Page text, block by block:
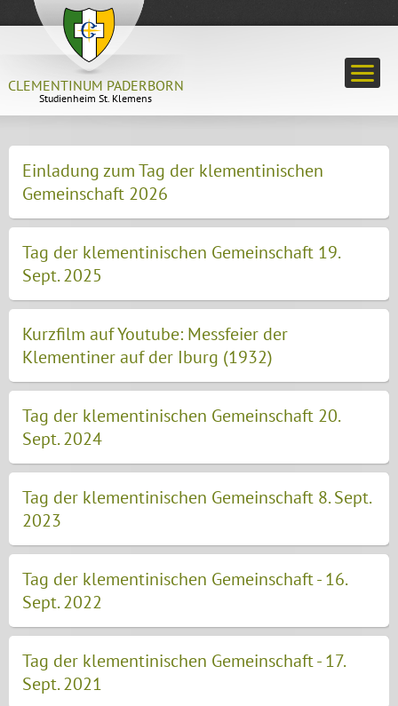
CLEMENTINUM PADERBORN
Studienheim St. Klemens
Einladung zum Tag der klementinischen
Gemeinschaft 2026
Tag der klementinischen Gemeinschaft 19.
Sept. 2025
Kurzfilm auf Youtube: Messfeier der
Klementiner auf der Iburg (1932)
Tag der klementinischen Gemeinschaft 20.
Sept. 2024
Tag der klementinischen Gemeinschaft 8. Sept.
2023
Tag der klementinischen Gemeinschaft - 16.
Sept. 2022
Tag der klementinischen Gemeinschaft - 17.
Sept. 2021